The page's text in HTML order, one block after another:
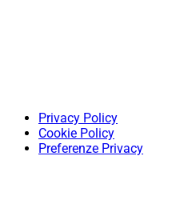
Privacy Policy
Cookie Policy
Preferenze Privacy